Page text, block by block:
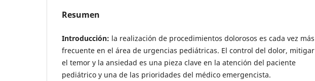
Resumen
Introducción: la realización de procedimientos dolorosos es cada vez más
frecuente en el área de urgencias pediátricas. El control del dolor, mitigar
el temor y la ansiedad es una pieza clave en la atención del paciente
pediátrico y una de las prioridades del médico emergencista.